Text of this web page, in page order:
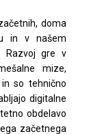
doma
in v našem
Razvoj gre v
mize,
so tehnično
digitalne
obdelavo
začetnega